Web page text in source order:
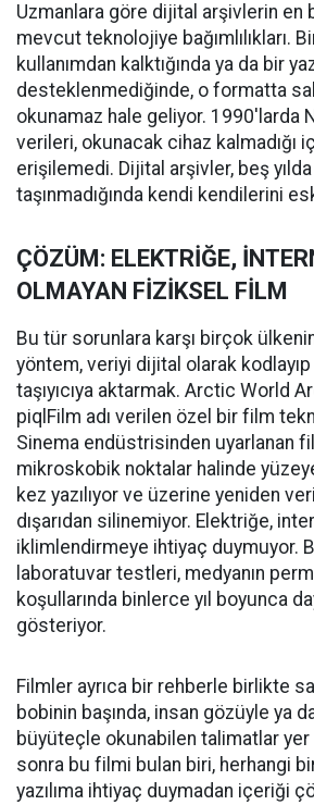
Uzmanlara göre dijital arşivlerin en
mevcut teknolojiye bağımlılıkları.
kullanımdan kalktığında ya da bir
desteklenmediğinde, o formatta
okunamaz hale geliyor. 1990'larda
verileri, okunacak cihaz kalmadığı
erişilemedi. Dijital arşivler, beş
taşınmadığında kendi kendilerini
ÇÖZÜM: ELEKTRİĞE,
OLMAYAN FİZİKSEL FİLM
Bu tür sorunlara karşı birçok
yöntem, veriyi dijital olarak
taşıyıcıya aktarmak. Arctic World
piqlFilm adı verilen özel bir film
Sinema endüstrisinden uyarlanan
mikroskobik noktalar halinde
kez yazılıyor ve üzerine yeniden
dışarıdan silinemiyor. Elektriğe,
iklimlendirmeye ihtiyaç duymuyor.
laboratuvar testleri, medyanın
koşullarında binlerce yıl boyunca
gösteriyor.
Filmler ayrıca bir rehberle birlikte
bobinin başında, insan gözüyle ya
büyüteçle okunabilen talimatlar yer
sonra bu filmi bulan biri, herhangi
yazılıma ihtiyaç duymadan içeriği